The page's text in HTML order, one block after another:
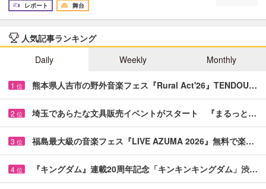
レポート
舞台
人気記事ランキング
Daily
Weekly Monthly
1 位 熊本県人吉市の野外音楽フェス『Rural Act'26』TENDOU…
2 位 埼玉であらたな文具販売イベントがスタート 『まるっと…
3 位 福島最大級の音楽フェス『LIVE AZUMA 2026』無料で楽…
4 位 『キングダム』連載20周年記念「キンキンキングダム」渋…